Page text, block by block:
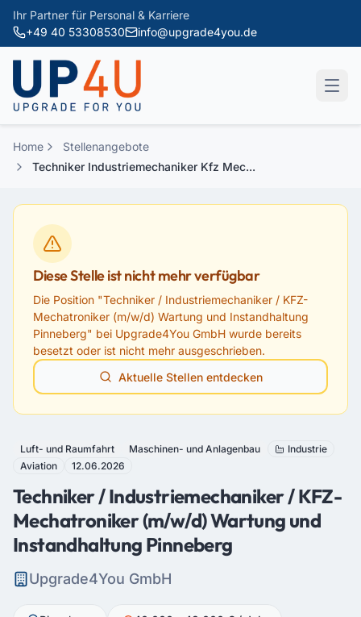
Zum Hauptinhalt springen
Ihr Partner für Personal & Karriere
+49 40 53308530
info@upgrade4you.de
Home
Stellenangebote
Techniker Industriemechaniker Kfz Mec...
Diese Stelle ist nicht mehr verfügbar
Die Position "Techniker / Industriemechaniker / KFZ-
Mechatroniker (m/w/d) Wartung und Instandhaltung
Pinneberg" bei Upgrade4You GmbH wurde bereits
besetzt oder ist nicht mehr ausgeschrieben.
Aktuelle Stellen entdecken
Luft- und Raumfahrt Maschinen- und Anlagenbau
Industrie
Aviation
12.06.2026
Techniker / Industriemechaniker / KFZ-
Mechatroniker (m/w/d) Wartung und
Instandhaltung Pinneberg
Upgrade4You GmbH